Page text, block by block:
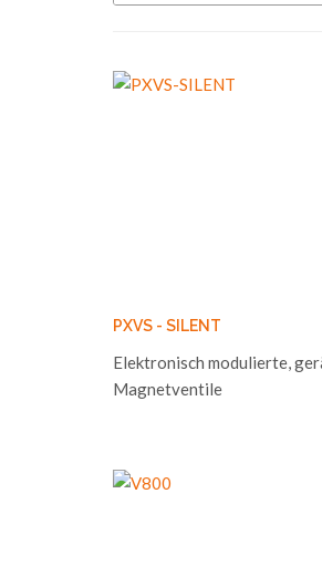
PXVS - SILENT
Elektronisch modulierte,
Magnetventile